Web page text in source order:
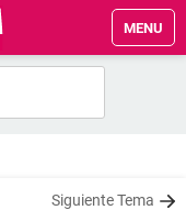
MENU
Siguiente Tema